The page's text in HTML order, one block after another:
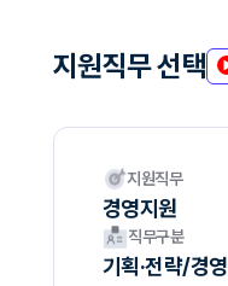
지원직무 선택
지원직무
경영지원
직무구분
기획·전략/경영